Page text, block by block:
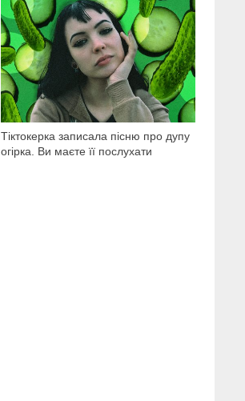
Тіктокерка записала пісню про дупу
огірка. Ви маєте її послухати
17 252